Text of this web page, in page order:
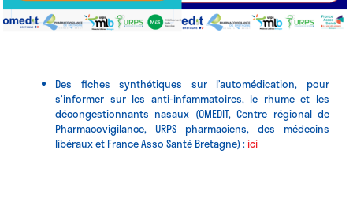
Des fiches synthétiques sur l’automédication, pour
s’informer sur les anti-infammatoires, le rhume et les
décongestionnants nasaux (OMEDIT, Centre régional de
Pharmacovigilance, URPS pharmaciens, des médecins
libéraux et France Asso Santé Bretagne) :ici